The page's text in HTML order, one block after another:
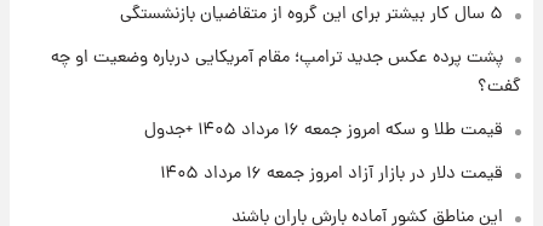
۱ روز پیش
قیمت طلا و سکه امروز پنجشنبه ۱۵ مرداد ۱۴۰۵
۱ روز پیش
شد
۵ سال کار بیشتر برای این گروه از متقاضیان بازنشستگی
پشت پرده عکس جدید ترامپ؛ مقام آمریکایی درباره وضعیت او چه
گفت؟
قیمت طلا و سکه امروز جمعه ۱۶ مرداد ۱۴۰۵ +جدول
قیمت دلار در بازار آزاد امروز جمعه ۱۶ مرداد ۱۴۰۵
این مناطق کشور آماده بارش باران باشند